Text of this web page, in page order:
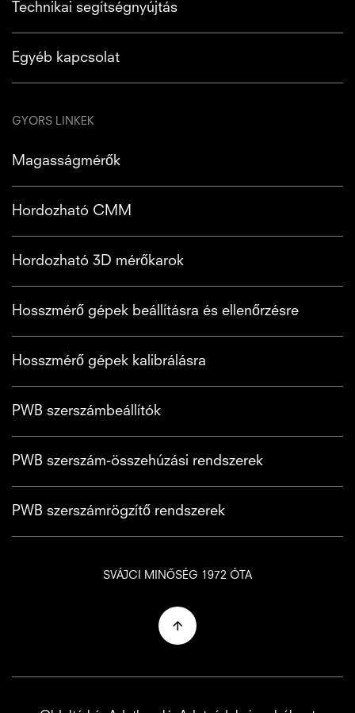
Technikai segítségnyújtás
Egyéb kapcsolat
GYORS LINKEK
Magasságmérők
Hordozható CMM
Hordozható 3D mérőkarok
Hosszmérő gépek beállításra és ellenőrzésre
Hosszmérő gépek kalibrálásra
PWB szerszámbeállítók
PWB szerszám-összehúzási rendszerek
PWB szerszámrögzítő rendszerek
SVÁJCI MINŐSÉG 1972 ÓTA